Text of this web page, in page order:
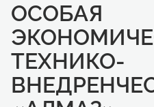
ОСОБАЯ
ТЕХНИКО-